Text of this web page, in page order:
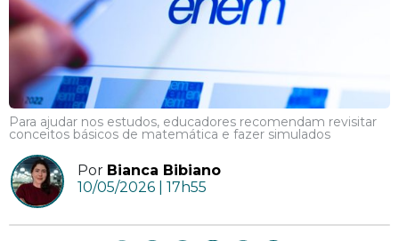
Para ajudar nos estudos, educadores recomendam revisitar
conceitos básicos de matemática e fazer simulados
Por Bianca Bibiano
10/05/2026 | 17h55